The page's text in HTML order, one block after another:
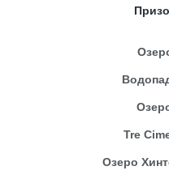
Tre
Озеро